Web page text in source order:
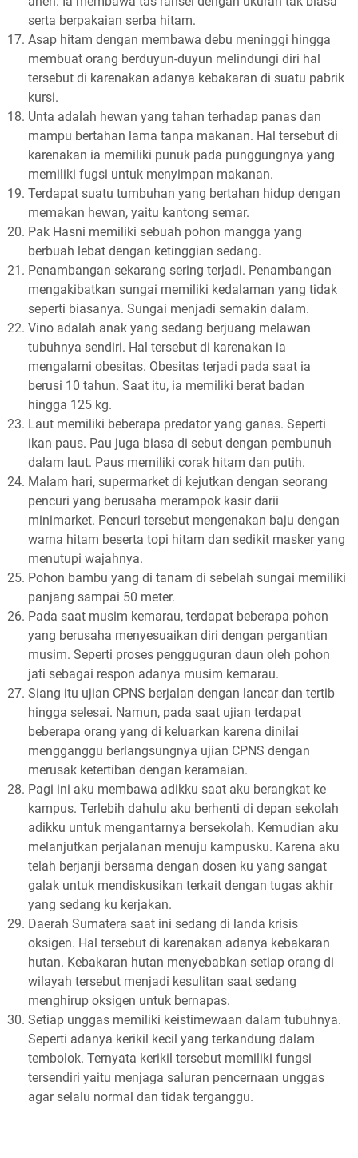
serta berpakaian serba hitam.
Asap hitam dengan membawa debu meninggi hingga
membuat orang berduyun-duyun melindungi diri hal
tersebut di karenakan adanya kebakaran di suatu pabrik
kursi.
Unta adalah hewan yang tahan terhadap panas dan
mampu bertahan lama tanpa makanan. Hal tersebut di
karenakan ia memiliki punuk pada punggungnya yang
memiliki fugsi untuk menyimpan makanan.
Terdapat suatu tumbuhan yang bertahan hidup dengan
memakan hewan, yaitu kantong semar.
Pak Hasni memiliki sebuah pohon mangga yang
berbuah lebat dengan ketinggian sedang.
Penambangan sekarang sering terjadi. Penambangan
mengakibatkan sungai memiliki kedalaman yang tidak
seperti biasanya. Sungai menjadi semakin dalam.
Vino adalah anak yang sedang berjuang melawan
tubuhnya sendiri. Hal tersebut di karenakan ia
mengalami obesitas. Obesitas terjadi pada saat ia
berusi 10 tahun. Saat itu, ia memiliki berat badan
hingga 125 kg.
Laut memiliki beberapa predator yang ganas. Seperti
ikan paus. Pau juga biasa di sebut dengan pembunuh
dalam laut. Paus memiliki corak hitam dan putih.
Malam hari, supermarket di kejutkan dengan seorang
pencuri yang berusaha merampok kasir darii
minimarket. Pencuri tersebut mengenakan baju dengan
warna hitam beserta topi hitam dan sedikit masker yang
menutupi wajahnya.
Pohon bambu yang di tanam di sebelah sungai memiliki
panjang sampai 50 meter.
Pada saat musim kemarau, terdapat beberapa pohon
yang berusaha menyesuaikan diri dengan pergantian
musim. Seperti proses pengguguran daun oleh pohon
jati sebagai respon adanya musim kemarau.
Siang itu ujian CPNS berjalan dengan lancar dan tertib
hingga selesai. Namun, pada saat ujian terdapat
beberapa orang yang di keluarkan karena dinilai
mengganggu berlangsungnya ujian CPNS dengan
merusak ketertiban dengan keramaian.
Pagi ini aku membawa adikku saat aku berangkat ke
kampus. Terlebih dahulu aku berhenti di depan sekolah
adikku untuk mengantarnya bersekolah. Kemudian aku
melanjutkan perjalanan menuju kampusku. Karena aku
telah berjanji bersama dengan dosen ku yang sangat
galak untuk mendiskusikan terkait dengan tugas akhir
yang sedang ku kerjakan.
Daerah Sumatera saat ini sedang di landa krisis
oksigen. Hal tersebut di karenakan adanya kebakaran
hutan. Kebakaran hutan menyebabkan setiap orang di
wilayah tersebut menjadi kesulitan saat sedang
menghirup oksigen untuk bernapas.
Setiap unggas memiliki keistimewaan dalam tubuhnya.
Seperti adanya kerikil kecil yang terkandung dalam
tembolok. Ternyata kerikil tersebut memiliki fungsi
tersendiri yaitu menjaga saluran pencernaan unggas
agar selalu normal dan tidak terganggu.